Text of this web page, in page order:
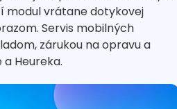
modul vrátane dotykovej
Servis mobilných
zárukou na opravu a
a Heureka.